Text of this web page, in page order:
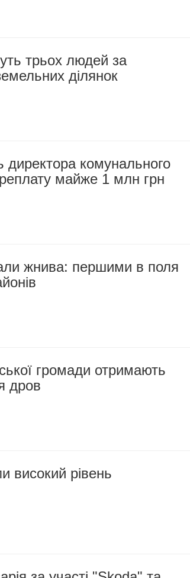
трьох людей за
ділянок
директора комунального
майже 1 млн грн
жнива: першими в поля
громади отримають
дров
високий рівень